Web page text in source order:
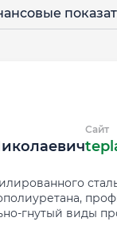
Сайт
гнутый виды